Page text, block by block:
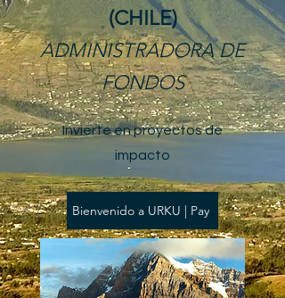
(CHILE)
ADMINISTRADORA DE
FONDOS
Invierte en proyectos de
impacto
Bienvenido a URKU | Pay